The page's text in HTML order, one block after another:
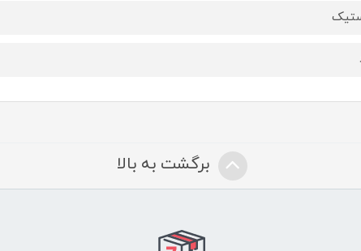
برگشت به بالا